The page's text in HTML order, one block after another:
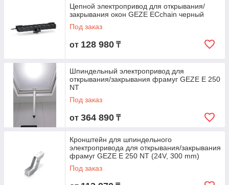
Цепной электропривод для открывания/
закрывания окон GEZE ECchain черный
Под заказ
от 128 980 ₸
Шпиндельный электропривод для
открывания/закрывания фрамуг GEZE E 250
NT
Под заказ
от 364 890 ₸
Кронштейн для шпиндельного
электропривода для открывания/закрывания
фрамуг GEZE E 250 NT (24V, 300 mm)
Под заказ